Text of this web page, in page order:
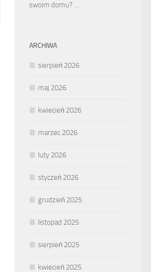
swoim domu? …
ARCHIWA
sierpień 2026
maj 2026
kwiecień 2026
marzec 2026
luty 2026
styczeń 2026
grudzień 2025
listopad 2025
sierpień 2025
kwiecień 2025